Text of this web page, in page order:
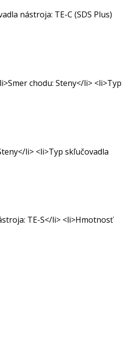
nástroja: TE-C (SDS Plus)
chodu: Steny</li> <li>Typ
li> <li>Typ skľučovadla
TE-S</li> <li>Hmotnosť